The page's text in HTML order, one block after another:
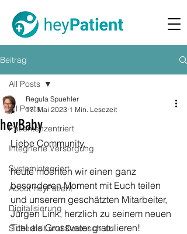
Beitrag
All Posts
Patientenzentriert
Integrierte Versorgung
Systemintegriert
About heyPatient
Digitalisierung
Sicherheit und Datenschutz
All Posts
heyBaby
Regula Spuehler
17. Mai 2023 1 Min. Lesezeit
Liebe Community,
heute möchten wir einen ganz
besonderen Moment mit Euch teilen
und unserem geschätzten Mitarbeiter,
Jürgen Link, herzlich zu seinem neuen
Titel als Grossvater gratulieren!